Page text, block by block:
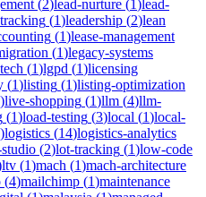
(2)lead-nurture (1)lead-
(1)leadership (2)lean
(1)lease-management
(1)legacy-systems
(1)lgpd (1)licensing
(1)listing (1)listing-optimization
)live-shopping (1)llm (4)llm-
(1)load-testing (3)local (1)local-
)logistics (14)logistics-analytics
(2)lot-tracking (1)low-code
ltv (1)mach (1)mach-architecture
(4)mailchimp (1)maintenance